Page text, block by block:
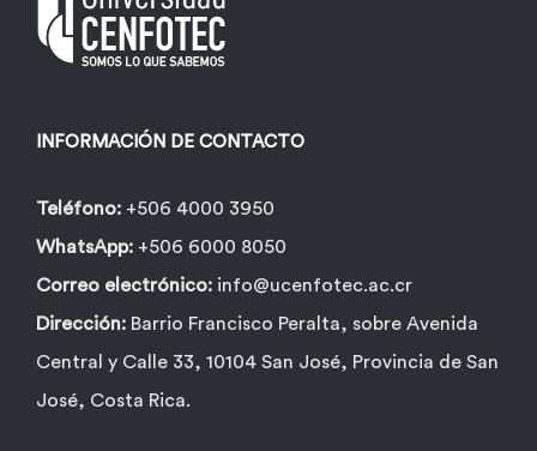
pueden
elegir
la
de
producto
INFORMACIÓN DE CONTACTO
Teléfono: +506 4000 3950
WhatsApp: +506 6000 8050
Correo electrónico: info@ucenfotec.ac.cr
Dirección: Barrio Francisco Peralta, sobre Avenida
Central y Calle 33, 10104 San José, Provincia de San
José, Costa Rica.